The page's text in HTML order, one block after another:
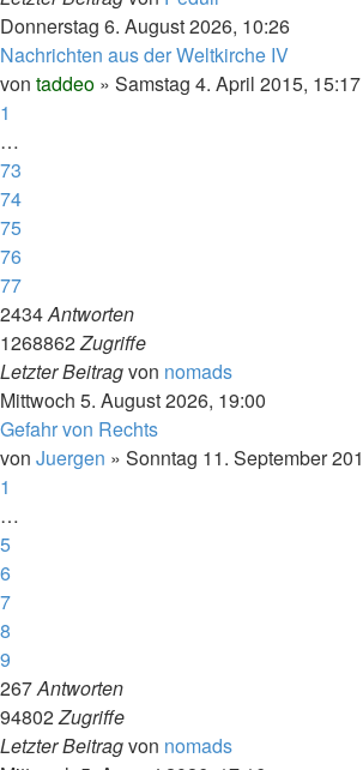
Donnerstag 6. August 2026, 10:26
Nachrichten aus der Weltkirche IV
von taddeo » Samstag 4. April 2015, 15:17
1
…
73
74
75
76
77
2434Antworten
1268862Zugriffe
Letzter Beitragvon nomads
Mittwoch 5. August 2026, 19:00
Gefahr von Rechts
von Juergen » Sonntag 11. September
1
…
5
6
7
8
9
267Antworten
94802Zugriffe
Letzter Beitragvon nomads